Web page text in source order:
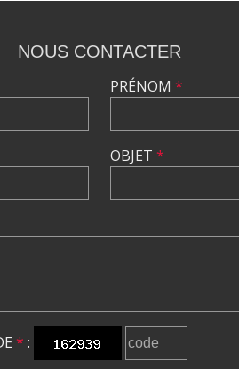
NOUS CONTACTER
PRÉNOM *
OBJET *
* :